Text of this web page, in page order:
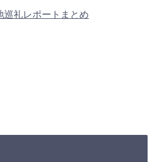
巡礼レポートまとめ